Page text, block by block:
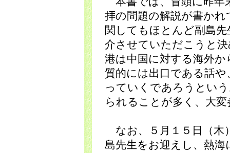
拝の問題の解説が書か
関してもほとんど副島
介させていただこうと
港は中国に対する海外
質的には出口である話
っていくであろうとい
られることが多く、大
なお、５月１５日（木
島先生をお迎えし、熱海